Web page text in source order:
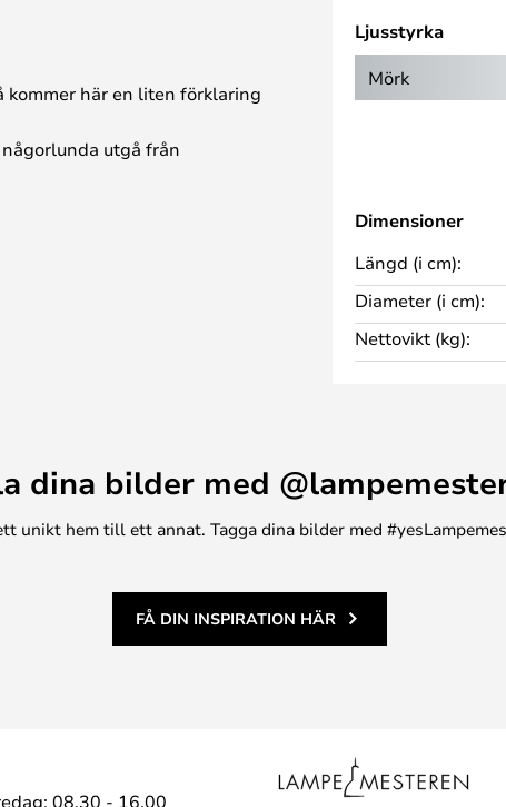
här en liten förklaring
utgå från
färg. En glödlampa med en
mest optimala ljusfärgen att
om året ska man gå efter en
Ljusstyrka
Mörk
Dimensioner
Längd (i cm):
Diameter (i cm):
Nettovikt (kg):
dina bilder med
unikt hem till ett annat. Tagga dina bilder med
FÅ DIN INSPIRATION HÄR
08.30 - 16.00